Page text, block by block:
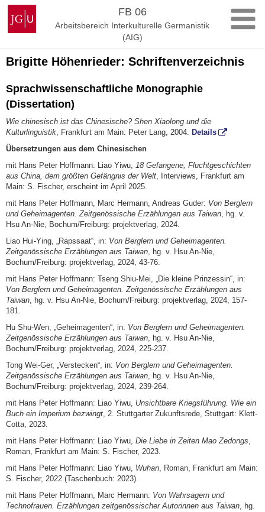
Zum
Inhalt
springen
Johannes
Gutenberg-
Universität
FB 06
Arbeitsbereich Interkulturelle Germanistik
(AIG)
Brigitte Höhenrieder: Schriftenverzeichnis
Sprachwissenschaftliche Monographie
(Dissertation)
Wie chinesisch ist das Chinesische? Shen Xiaolong und die
Kulturlinguistik, Frankfurt am Main: Peter Lang, 2004. Details
Übersetzungen aus dem Chinesischen
mit Hans Peter Hoffmann: Liao Yiwu, 18 Gefangene, Fluchtgeschichten
aus China, dem größten Gefängnis der Welt, Interviews, Frankfurt am
Main: S. Fischer, erscheint im April 2025.
mit Hans Peter Hoffmann, Marc Hermann, Andreas Guder: Von Berglern
und Geheimagen­ten. Zeitgenössische Erzählungen aus Taiwan, hg. v.
Hsu An-Nie, Bochum/Freiburg: projekt­verlag, 2024.
Liao Hui-Ying, „Rapssaat“, in: Von Berglern und Geheimagenten.
Zeitgenössische Erzählun­gen aus Taiwan, hg. v. Hsu An-Nie,
Bochum/Freiburg: projektverlag, 2024, 43-76.
mit Hans Peter Hoffmann: Tseng Shiu-Mei, „Die kleine Prinzessin“, in:
Von Berglern und Geheimagenten. Zeitgenössische Erzählungen aus
Taiwan, hg. v. Hsu An-Nie, Bochum/Freiburg: projektverlag, 2024, 157-
181.
Hu Shu-Wen, „Geheimagenten“, in: Von Berglern und Geheimagenten.
Zeitgenössische Er­zählungen aus Taiwan, hg. v. Hsu An-Nie,
Bochum/Freiburg: projektverlag, 2024, 225-237.
Tong Wei-Ger, „Verstecken“, in: Von Berglern und Geheimagenten.
Zeitgenössische Erzäh­lungen aus Taiwan, hg. v. Hsu An-Nie,
Bochum/Freiburg: projektverlag, 2024, 239-264.
mit Hans Peter Hoffmann: Liao Yiwu, Unsichtbare Kriegsführung. Wie ein
Buch ein Imperi­um bezwingt, 2. Stuttgarter Zukunftsrede, Stuttgart: Klett-
Cotta, 2023.
mit Hans Peter Hoffmann: Liao Yiwu, Die Liebe in Zeiten Mao Zedongs,
Roman, Frankfurt am Main: S. Fischer, 2023.
mit Hans Peter Hoffmann: Liao Yiwu, Wuhan, Roman, Frankfurt am Main:
S. Fischer, 2022 (Taschenbuch: 2023).
mit Hans Peter Hoffmann, Marc Hermann: Von Wahrsagern und
Technofrauen. Erzählungen zeitgenössischer Autorinnen aus Taiwan, hg.